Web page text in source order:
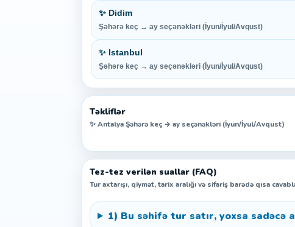
✨ Didim
Şəhərə keç → ay seçənəkləri (İyun/İyul/Avqust)
✨ Istanbul
Şəhərə keç → ay seçənəkləri (İyun/İyul/Avqust)
Təkliflər
✨ Antalya Şəhərə keç → ay seçənəkləri (İyun/İyul/Avqust)
Tez-tez verilən suallar (FAQ)
Tur axtarışı, qiymət, tarix aralığı və sifariş barədə qısa
1) Bu səhifə tur satır, yoxsa sadəcə